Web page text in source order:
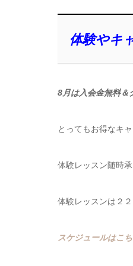
体験やキ
8月は入会金無料＆
とってもお得なキャ
体験レッスン随時承
体験レッスンは２
スケジュールはこ